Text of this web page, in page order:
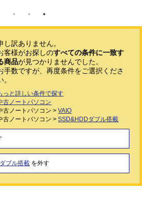
し訳ありません。
客様がお探しのすべての条件に一致す
商品が見つかりませんでした。
手数ですが、再度条件をご選択くださ
。
っと詳しい条件で探す
古ノートパソコン
古ノートパソコン >VAIO
古ノートパソコン >SSD&HDDダブル搭載
ブル搭載 を外す